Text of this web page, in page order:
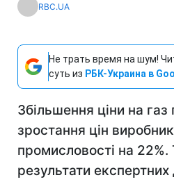
RBC.UA
Не трать время на шум!
суть из РБК-Украина в
Збільшення ціни на
зростання цін
промисловості на 22%.
результати